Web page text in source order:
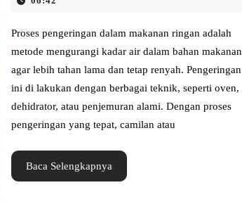
Makanan
Ringan,
Kamu
Harus
Tau
Proses pengeringan dalam makanan ringan adalah
metode mengurangi kadar air dalam bahan makanan
agar lebih tahan lama dan tetap renyah. Pengeringan
ini di lakukan dengan berbagai teknik, seperti oven,
dehidrator, atau penjemuran alami. Dengan proses
pengeringan yang tepat, camilan atau
Baca Selengkapnya
Selengkapnya